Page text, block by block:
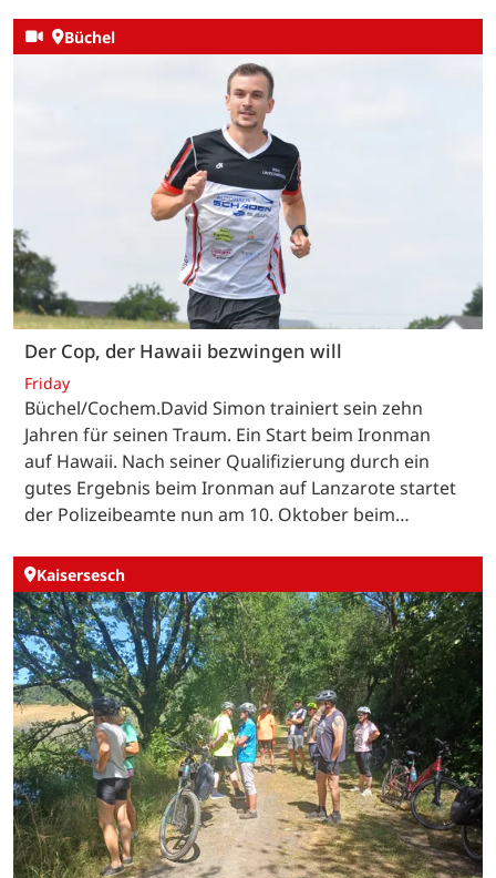
Büchel
Der Cop, der Hawaii bezwingen will
Friday
Büchel/Cochem.David Simon trainiert sein zehn
Jahren für seinen Traum. Ein Start beim Ironman
auf Hawaii. Nach seiner Qualifizierung durch ein
gutes Ergebnis beim Ironman auf Lanzarote startet
der Polizeibeamte nun am 10. Oktober beim…
Kaisersesch